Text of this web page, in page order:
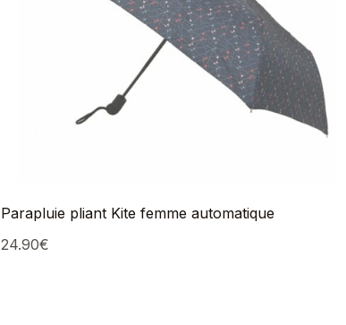
Parapluie pliant Kite femme automatique
24.90€